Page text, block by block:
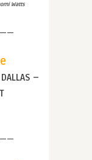
Watts
–